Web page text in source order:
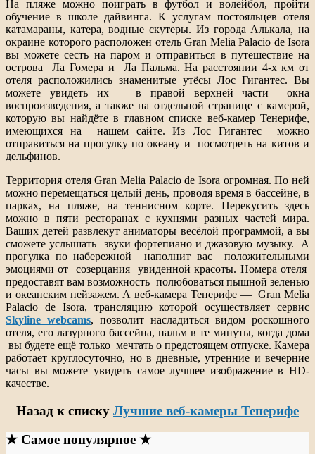
На пляже можно поиграть в футбол и волейбол, пройти
обучение в школе дайвинга. К услугам постояльцев отеля
катамараны, катера, водные скутеры. Из города Алькала, на
окраине которого расположен отель Gran Melia Palacio de Isora
вы можете сесть на паром и отправиться в путешествие на
острова Ла Гомера и Ла Пальма. На расстоянии 4-х км от
отеля расположились знаменитые утёсы Лос Гигантес. Вы
можете увидеть их в правой верхней части окна
воспроизведения, а также на отдельной странице с камерой,
которую вы найдёте в главном списке веб-камер Тенерифе,
имеющихся на нашем сайте. Из Лос Гигантес можно
отправиться на прогулку по океану и посмотреть на китов и
дельфинов.
Территория отеля Gran Melia Palacio de Isora огромная. По ней
можно перемещаться целый день, проводя время в бассейне, в
парках, на пляже, на теннисном корте. Перекусить здесь
можно в пяти ресторанах с кухнями разных частей мира.
Ваших детей развлекут аниматоры весёлой программой, а вы
сможете услышать звуки фортепиано и джазовую музыку. А
прогулка по набережной наполнит вас положительными
эмоциями от созерцания увиденной красоты. Номера отеля
предоставят вам возможность полюбоваться пышной зеленью
и океанским пейзажем. А веб-камера Тенерифе — Gran Melia
Palacio de Isora, трансляцию которой осуществляет сервис
Skyline webcams, позволит насладиться видом роскошного
отеля, его лазурного бассейна, пальм в те минуты, когда дома
вы будете ещё только мечтать о предстоящем отпуске. Камера
работает круглосуточно, но в дневные, утренние и вечерние
часы вы можете увидеть самое лучшее изображение в HD-
качестве.
Назад к списку Лучшие веб-камеры Тенерифе
★ Самое популярное ★